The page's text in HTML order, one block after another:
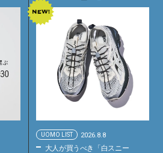
UOMO LIST 2026.8.8
大人が買うべき「白スニー